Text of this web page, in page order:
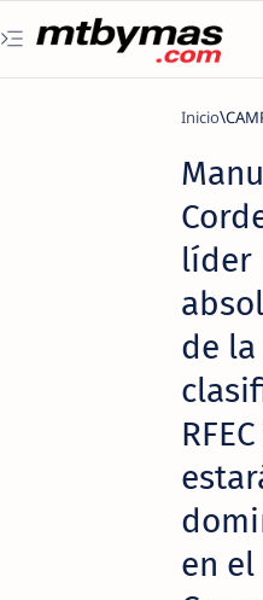
Inicio
Manu
líder
de la
en el